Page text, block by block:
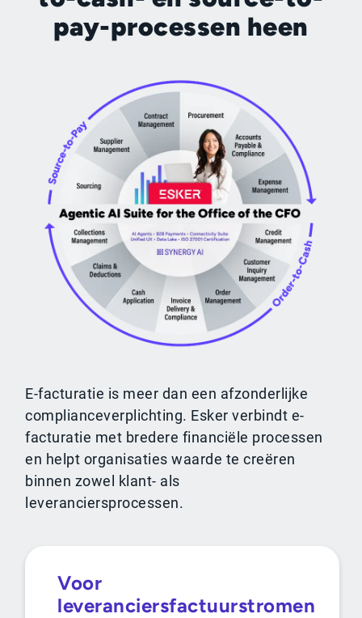
pay-processen heen
E-facturatie is meer dan een afzonderlijke
complianceverplichting. Esker verbindt e-
facturatie met bredere financiële processen
en helpt organisaties waarde te creëren
binnen zowel klant- als
leveranciersprocessen.
Voor
leveranciersfactuurstromen